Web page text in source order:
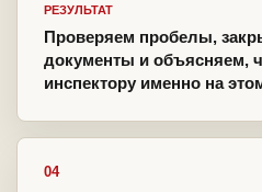
РЕЗУЛЬТАТ
Проверяем пробелы,
документы и объясняем,
инспектору именно на
04